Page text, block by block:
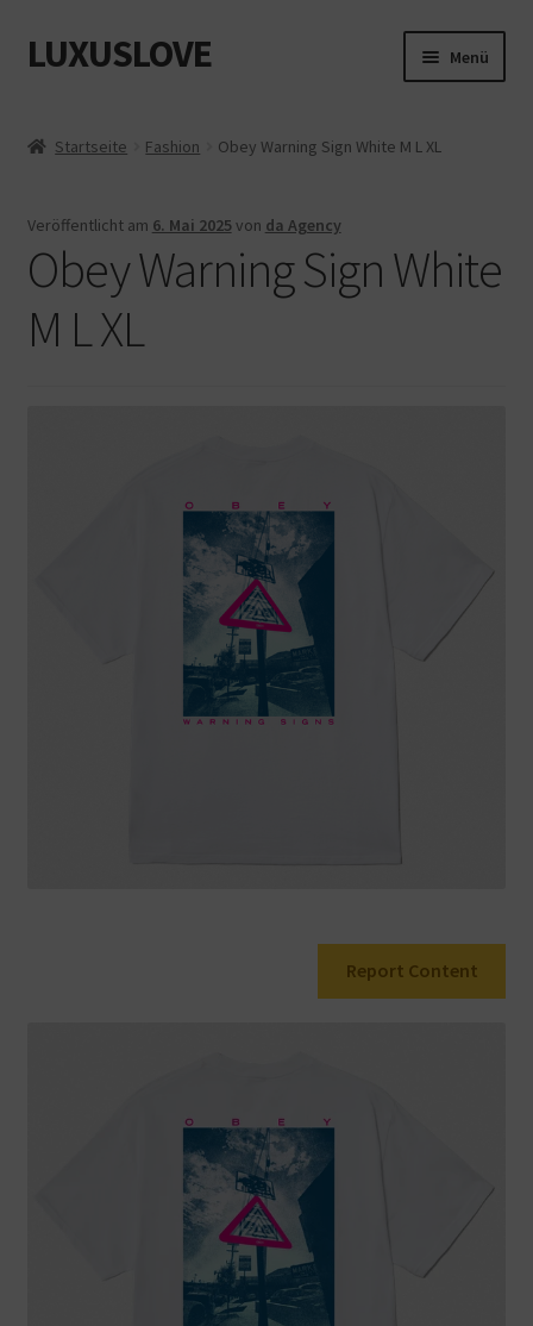
Zur
Navigation
Zum
Inhalt
LUXUSLOVE Menü
Impressum
Startseite Fashion Obey Warning Sign White M L XL
Veröffentlicht am 6. Mai 2025von da Agency
Obey Warning Sign White
M L XL
Report Content